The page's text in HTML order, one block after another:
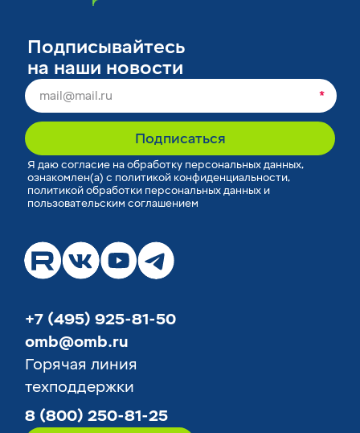
Подписывайтесь
на наши новости
*
Подписаться
Я даю согласие на обработку персональных данных,
ознакомлен(а) с политикой конфиденциальности,
политикой обработки персональных данных и
пользовательским соглашением
+7 (495) 925-81-50
omb@omb.ru
Горячая линия
техподдержки
8 (800) 250-81-25